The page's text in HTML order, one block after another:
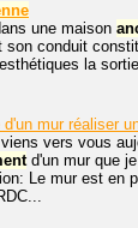
une maison
son conduit
la
mur réaliser
vers vous
d'un mur que
Le mur est en